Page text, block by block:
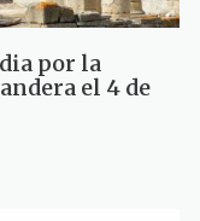
por la
el 4 de